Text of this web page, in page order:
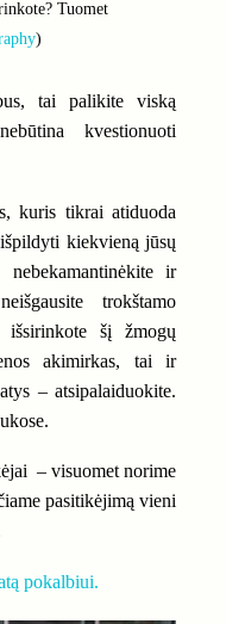
Tuomet
)
tai palikite viską
kvestionuoti
kuris tikrai atiduoda
kiekvieną jūsų
ir
trokštamo
šį žmogų
akimirkas, tai ir
– atsipalaiduokite.
– visuomet norime
pasitikėjimą vieni
pokalbiui.